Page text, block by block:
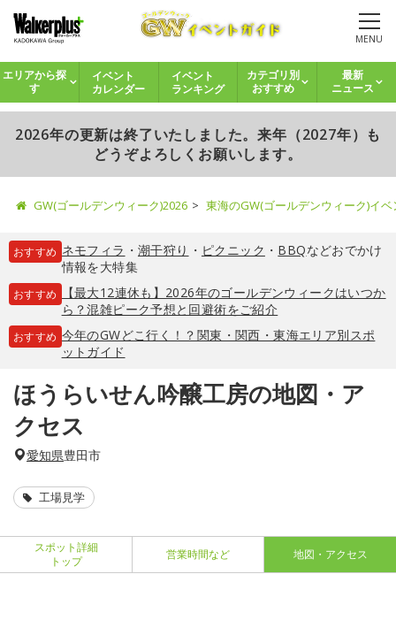
MENU
エリアから探
す
イベント
カレンダー
イベント
ランキング
カテゴリ別
おすすめ
最新
ニュース
2026年の更新は終了いたしました。来年（2027年）も
どうぞよろしくお願いします。
GW(ゴールデンウィーク)2026 東海のGW(ゴールデンウィーク)イ
おすすめ ネモフィラ ・ 潮干狩り ・ ピクニック ・ BBQなどおでかけ
情報を大特集
おすすめ
【最大12連休も】2026年のゴールデンウィークはいつか
ら？混雑ピーク予想と回避術をご紹介
おすすめ 今年のGWどこ行く！？関東・関西・東海エリア別スポ
ットガイド
ほうらいせん吟醸工房の地図・ア
クセス
愛知県豊田市
工場見学
スポット詳細
トップ
営業時間など 地図・アクセス